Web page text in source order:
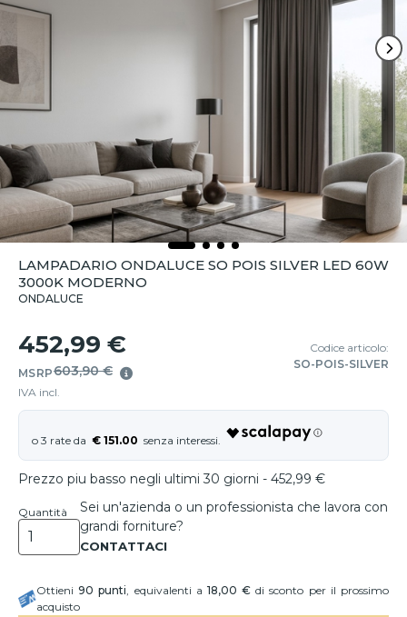
LAMPADARIO ONDALUCE SO POIS SILVER LED 60W
3000K MODERNO
ONDALUCE
452,99 €
MSRP603,90 €
IVA incl.
Codice articolo:
SO-POIS-SILVER
€ 151.00
Prezzo piu basso negli ultimi 30 giorni - 452,99 €
Quantità
Sei un'azienda o un professionista che lavora con
grandi forniture?
Ottieni90 punti, equivalenti a 18,00 € di sconto per il prossimo
acquisto